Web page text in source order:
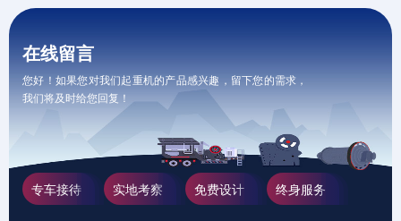
在线留言
您好！如果您对我们起重机的产品感兴趣，留下您的需求，
我们将及时给您回复！
专车接待 实地考察 免费设计 终身服务